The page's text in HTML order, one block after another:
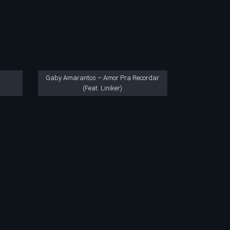
Gaby Amarantos – Amor Pra Recordar
(Feat. Liniker)